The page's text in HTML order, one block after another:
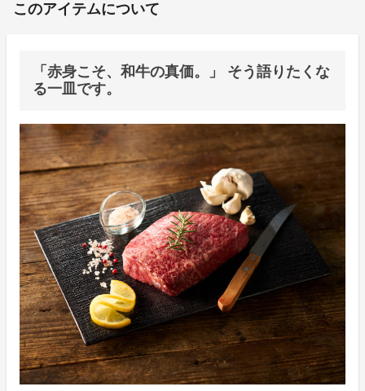
このアイテムについて
「赤身こそ、和牛の真価。」 そう語りたくな
る一皿です。